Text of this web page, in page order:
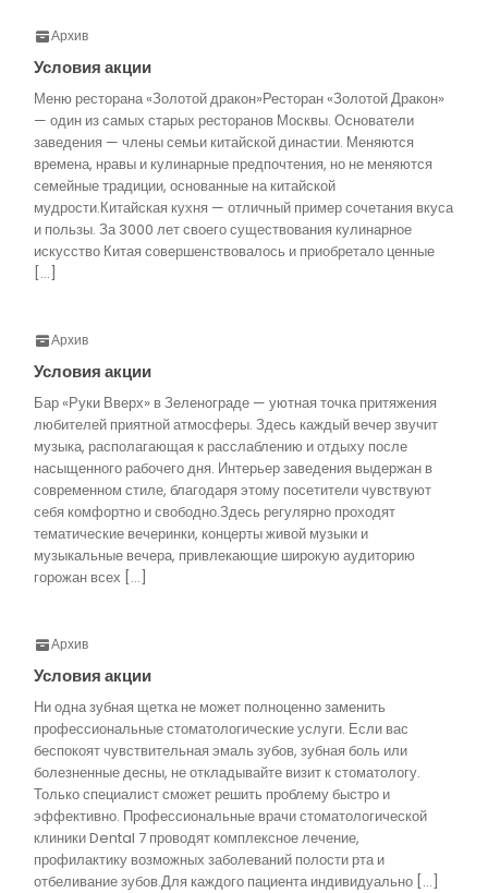
Архив
Условия акции
Меню ресторана «Золотой дракон»Ресторан «Золотой Дракон»
— один из самых старых ресторанов Москвы. Основатели
заведения — члены семьи китайской династии. Меняются
времена, нравы и кулинарные предпочтения, но не меняются
семейные традиции, основанные на китайской
мудрости.Китайская кухня — отличный пример сочетания вкуса
и пользы. За 3000 лет своего существования кулинарное
искусство Китая совершенствовалось и приобретало ценные
[…]
Архив
Условия акции
Бар «Руки Вверх» в Зеленограде — уютная точка притяжения
любителей приятной атмосферы. Здесь каждый вечер звучит
музыка, располагающая к расслаблению и отдыху после
насыщенного рабочего дня. Интерьер заведения выдержан в
современном стиле, благодаря этому посетители чувствуют
себя комфортно и свободно.Здесь регулярно проходят
тематические вечеринки, концерты живой музыки и
музыкальные вечера, привлекающие широкую аудиторию
горожан всех […]
Архив
Условия акции
Ни одна зубная щетка не может полноценно заменить
профессиональные стоматологические услуги. Если вас
беспокоят чувствительная эмаль зубов, зубная боль или
болезненные десны, не откладывайте визит к стоматологу.
Только специалист сможет решить проблему быстро и
эффективно. Профессиональные врачи стоматологической
клиники Dental 7 проводят комплексное лечение,
профилактику возможных заболеваний полости рта и
отбеливание зубов.Для каждого пациента индивидуально […]